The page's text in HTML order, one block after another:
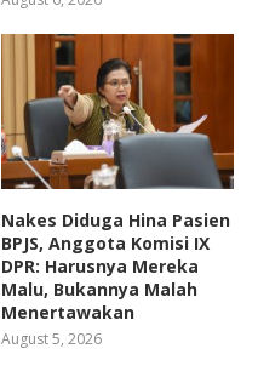
Nakes Diduga Hina Pasien
BPJS, Anggota Komisi IX
DPR: Harusnya Mereka
Malu, Bukannya Malah
Menertawakan
August 5, 2026